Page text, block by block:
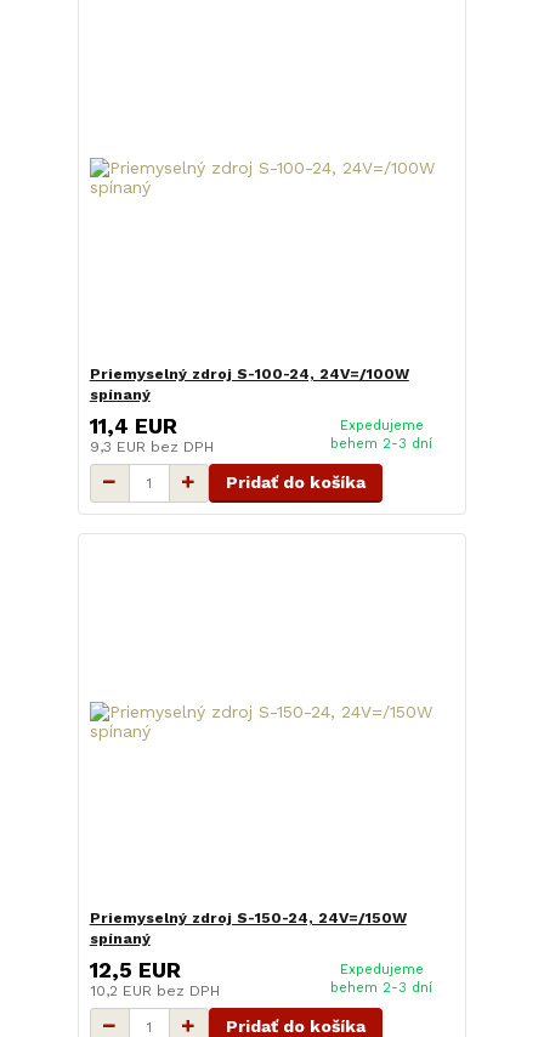
Priemyselný zdroj S-100-24, 24V=/100W
spínaný
11,4 EUR
9,3 EUR bez DPH
Expedujeme
behem 2-3 dní
Pridať do košíka
Priemyselný zdroj S-150-24, 24V=/150W
spínaný
12,5 EUR
10,2 EUR bez DPH
Expedujeme
behem 2-3 dní
Pridať do košíka